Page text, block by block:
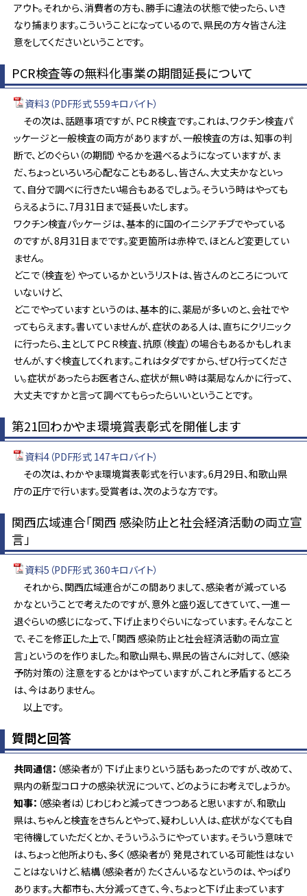
アウト。それから、消費者の方も、勝手に違法の状態で使ったら、いき
なり捕まります。こういうことになっているので、県民の方々皆さん注
意をしてくださいということです。
PCR検査等の無料化事業の期間延長について
資料3（PDF形式 559キロバイト）
その次は、話題事項ですが、ＰＣＲ検査です。これは、ワクチン検査パ
ッケージと一般検査の両方がありますが、一般検査の方は、知事の判
断で、どのぐらい（の期間）やるかを選べるようになっていますが、ま
だ、ちょっといろいろ心配なこともあるし、皆さん、大丈夫かなといっ
て、自分で調べに行きたい場合もあるでしょう。そういう時はやっても
らえるように、7月31日まで延長いたします。
ワクチン検査パッケージは、基本的に国のイニシアチブでやっている
のですが、8月31日までです。変更箇所は赤枠で、ほとんど変更してい
ません。
どこで（検査を）やっているかというリストは、皆さんのところについて
いないけど、
どこでやっていますというのは、基本的に、薬局が多いのと、会社でや
ってもらえます。書いていませんが、症状のある人は、直ちにクリニック
に行ったら、主としてＰＣＲ検査、抗原（検査）の場合もあるかもしれま
せんが、すぐ検査してくれます。これはタダですから、ぜひ行ってくださ
い。症状があったらお医者さん、症状が無い時は薬局なんかに行って、
大丈夫ですかと言って調べてもらったらいいということです。
第21回わかやま環境賞表彰式を開催します
資料4（PDF形式 147キロバイト）
その次は、わかやま環境賞表彰式を行います。6月29日、和歌山県
庁の正庁で行います。受賞者は、次のような方です。
関西広域連合「関西 感染防止と社会経済活動の両立宣
言」
資料5（PDF形式 360キロバイト）
それから、関西広域連合がこの間ありまして、感染者が減っている
かなということで考えたのですが、意外と盛り返してきていて、一進一
退ぐらいの感じになって、下げ止まりぐらいになっています。そんなこと
で、そこを修正した上で、「関西 感染防止と社会経済活動の両立宣
言」というのを作りました。和歌山県も、県民の皆さんに対して、（感染
予防対策の）注意をするとかはやっていますが、これと矛盾するところ
は、今はありません。
以上です。
質問と回答
共同通信： （感染者が）下げ止まりという話もあったのですが、改めて、
県内の新型コロナの感染状況について、どのようにお考えでしょうか。
知事： （感染者は）じわじわと減ってきつつあると思いますが、和歌山
県は、ちゃんと検査をきちんとやって、疑わしい人は、症状がなくても自
宅待機していただくとか、そういうふうにやっています。そういう意味で
は、ちょっと他所よりも、多く（感染者が）発見されている可能性はない
ことはないけど、結構（感染者が）たくさんいるなというのは、やっぱり
あります。大都市も、大分減ってきて、今、ちょっと下げ止まっています